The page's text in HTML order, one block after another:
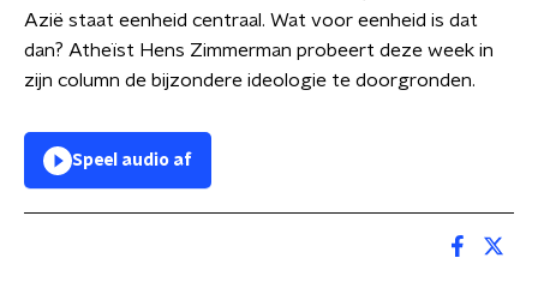
Azië staat eenheid centraal. Wat voor eenheid is dat
dan? Atheïst Hens Zimmerman probeert deze week in
zijn column de bijzondere ideologie te doorgronden.
Speel audio af